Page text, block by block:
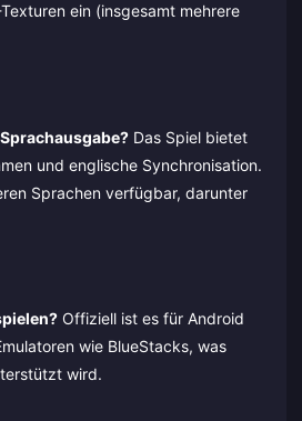
ein (insgesamt mehrere
Das Spiel bietet
und englische Synchronisation.
Sprachen verfügbar, darunter
Offiziell ist es für Android
wie BlueStacks, was
wird.